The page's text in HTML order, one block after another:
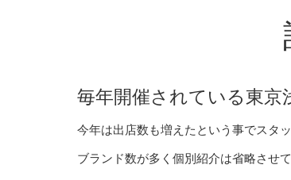
毎年開催されている東京
今年は出店数も増えたという事でスタ
ブランド数が多く個別紹介は省略させ